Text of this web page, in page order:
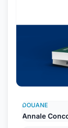
DOUANE
Annale